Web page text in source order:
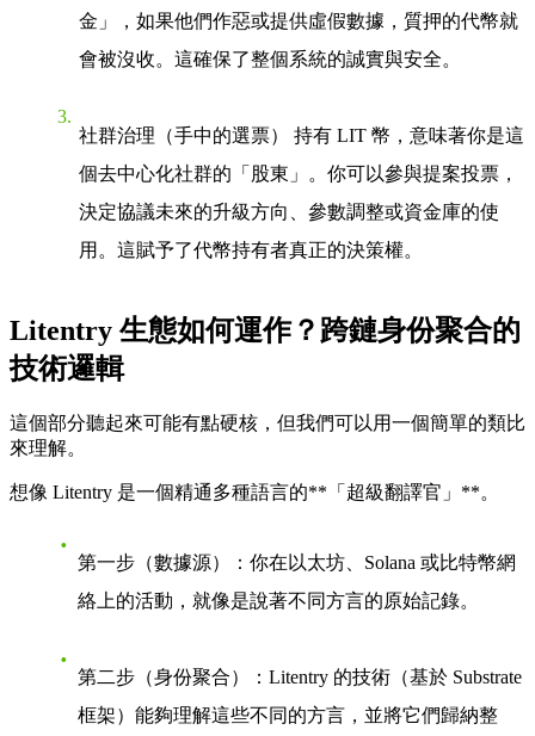
金」，如果他們作惡或提供虛假數據，質押的代幣就
會被沒收。這確保了整個系統的誠實與安全。
社群治理（手中的選票）
持有 LIT 幣，意味著你是這
個去中心化社群的「股東」。你可以參與提案投票，
決定協議未來的升級方向、參數調整或資金庫的使
用。這賦予了代幣持有者真正的決策權。
Litentry 生態如何運作？跨鏈身份聚合的
技術邏輯
這個部分聽起來可能有點硬核，但我們可以用一個簡單的類比
來理解。
想像 Litentry 是一個精通多種語言的**「超級翻譯官」**。
第一步（數據源）
：你在以太坊、Solana 或比特幣網
絡上的活動，就像是說著不同方言的原始記錄。
第二步（身份聚合）
：Litentry 的技術（基於 Substrate
框架）能夠理解這些不同的方言，並將它們歸納整